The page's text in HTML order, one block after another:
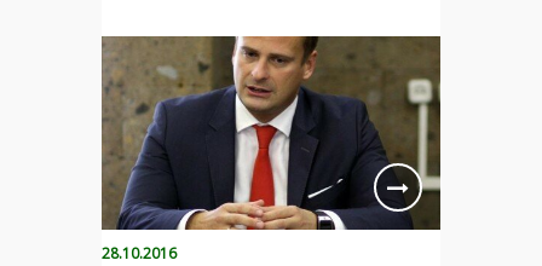
28.10.2016